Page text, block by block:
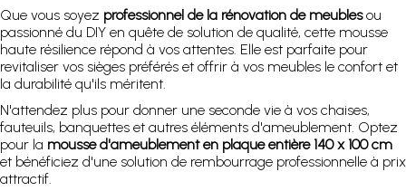
Que vous soyez professionnel de la rénovation de meublesou
passionné du DIY en quête de solution de qualité, cette mousse
haute résilience répond à vos attentes. Elle est parfaite pour
revitaliser vos sièges préférés et offrir à vos meubles le confort et
la durabilité qu'ils méritent.
N'attendez plus pour donner une seconde vie à vos chaises,
fauteuils, banquettes et autres éléments d'ameublement. Optez
pour la mousse d'ameublement en plaque entière 140 x 100 cm
et bénéficiez d'une solution de rembourrage professionnelle à prix
attractif.